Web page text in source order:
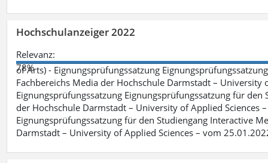
Hochschulanzeiger 2022
Relevanz:
78%
of Arts) - Eignungsprüfungssatzung
Fachbereichs Media der Hochschule Darmstadt –
Eignungsprüfungssatzung Eignungsprüfungssatzung für den
der Hochschule Darmstadt – University of Applied Sciences
Eignungsprüfungssatzung für den Studiengang Interactive
Darmstadt – University of Applied Sciences – vom